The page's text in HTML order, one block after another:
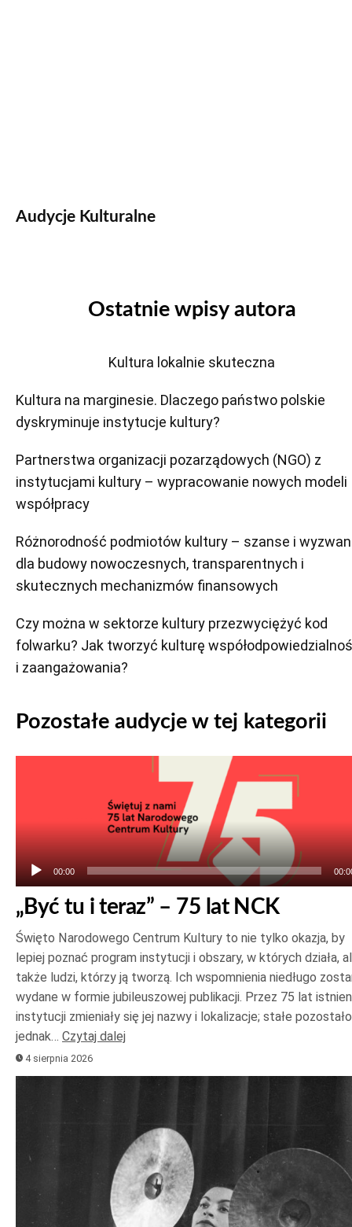
Audycje Kulturalne
Ostatnie wpisy autora
Kultura lokalnie skuteczna
Kultura na marginesie. Dlaczego państwo polskie
dyskryminuje instytucje kultury?
Partnerstwa organizacji pozarządowych (NGO) z
instytucjami kultury – wypracowanie nowych modeli
współpracy
Różnorodność podmiotów kultury – szanse i
dla budowy nowoczesnych, transparentnych i
skutecznych mechanizmów finansowych
Czy można w sektorze kultury przezwyciężyć kod
folwarku? Jak tworzyć kulturę
i zaangażowania?
Pozostałe audycje w tej kategorii
00:00
„Być tu i teraz” – 75 lat NCK
Święto Narodowego Centrum Kultury to nie tylko okazja, by
lepiej poznać program instytucji i obszary, w których działa,
także ludzi, którzy ją tworzą. Ich wspomnienia niedługo
wydane w formie jubileuszowej publikacji. Przez 75 lat
instytucji zmieniały się jej nazwy i lokalizacje; stałe pozostało
jednak… Czytaj dalej
4 sierpnia 2026